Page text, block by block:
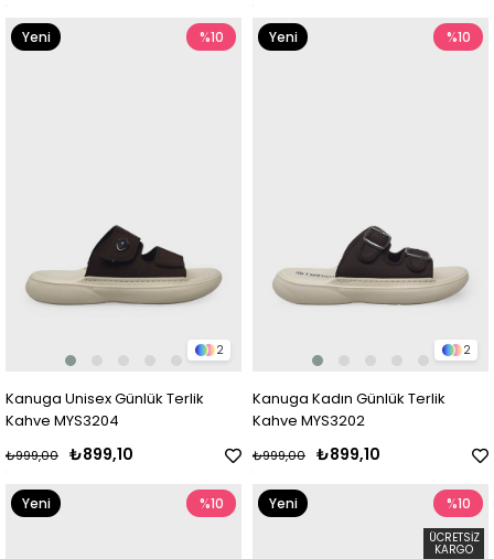
2
Kanuga Unisex Günlük Terlik
Kahve MYS3204
₺899,10
₺999,00
%10
Yeni
2
Kanuga Kadın Günlük Terlik
Kahve MYS3202
₺899,10
₺999,00
%10
Yeni
%10
Yeni
%10
ÜCRETSIZ
KARGO
Yeni